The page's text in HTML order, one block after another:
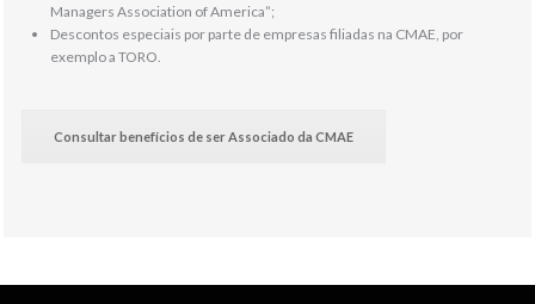
Managers Association of America”;
Descontos especiais por parte de empresas filiadas na CMAE, por
exemplo a TORO.
Consultar benefícios de ser Associado da CMAE